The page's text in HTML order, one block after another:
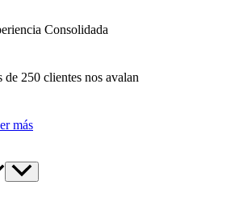
Consolidada
de 250 clientes nos avalan
más